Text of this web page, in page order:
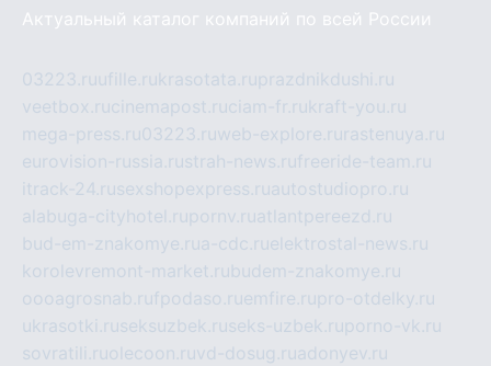
Актуальный каталог компаний по всей России
03223.ruufille.rukrasotata.ruprazdnikdushi.ru
veetbox.rucinemapost.ruciam-fr.rukraft-you.ru
mega-press.ru03223.ruweb-explore.ru rastenuya.ru
eurovision-russia.rustrah-news.rufreeride-team.ru
itrack-24.rusexshopexpress.ruautostudiopro.ru
alabuga-cityhotel.rupornv.ruatlantpereezd.ru
bud-em-znakomye.rua-cdc.ruelektrostal-news.ru
korolevremont-market.rubudem-znakomye.ru
oooagrosnab.rufpodaso.ruemfire.rupro-otdelky.ru
ukrasotki.ruseksuzbek.ruseks-uzbek.ruporno-vk.ru
sovratili.ruolecoon.ruvd-dosug.ruadonyev.ru